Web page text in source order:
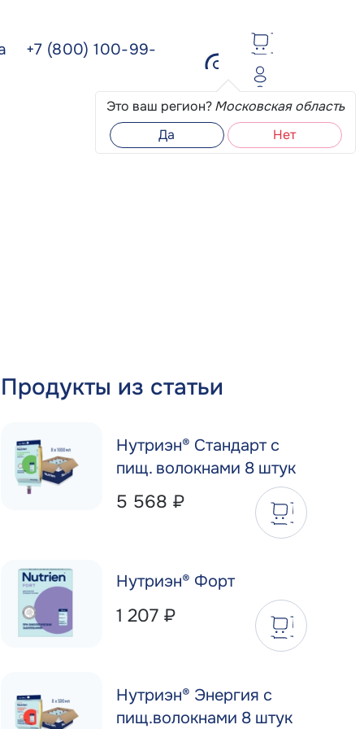
+7 (800) 100-99-
Это ваш регион?Московская область
Да
Нет
Продукты из статьи
Нутриэн® Стандарт c
пищ. волокнами 8 штук
5 568 ₽
Нутриэн® Форт
1 207 ₽
Нутриэн® Энергия с
пищ.волокнами 8 штук